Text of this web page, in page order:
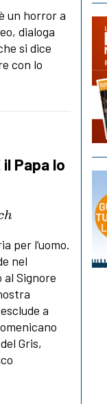
un horror a
dialoga
si dice
con lo
Papa lo
per l’uomo.
nel
al Signore
a
Gris,